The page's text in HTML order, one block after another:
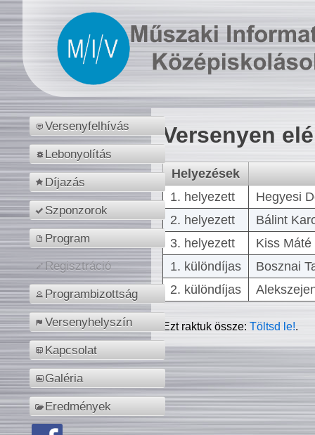
Versenyfelhívás
Lebonyolítás
Díjazás
Szponzorok
Program
Regisztráció
Programbizottság
Versenyhelyszín
Kapcsolat
Galéria
Eredmények
Versenyen
Helyezések
1. helyezett
Hegyesi
2. helyezett
Bálint
3. helyezett
Kiss
1. különdíjas
Bosznai
2. különdíjas
Ezt raktuk össze:Töltsd le!.